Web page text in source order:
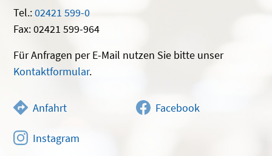
Tel.:02421 599-0
Fax: 02421 599-964
Für Anfragen per E-Mail nutzen Sie bitte unser
Kontaktformular.
Anfahrt Facebook
Instagram